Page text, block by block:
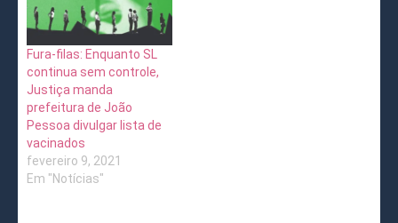
Fura-filas: Enquanto SL
continua sem controle,
Justiça manda
prefeitura de João
Pessoa divulgar lista de
vacinados
fevereiro 9, 2021
Em "Notícias"